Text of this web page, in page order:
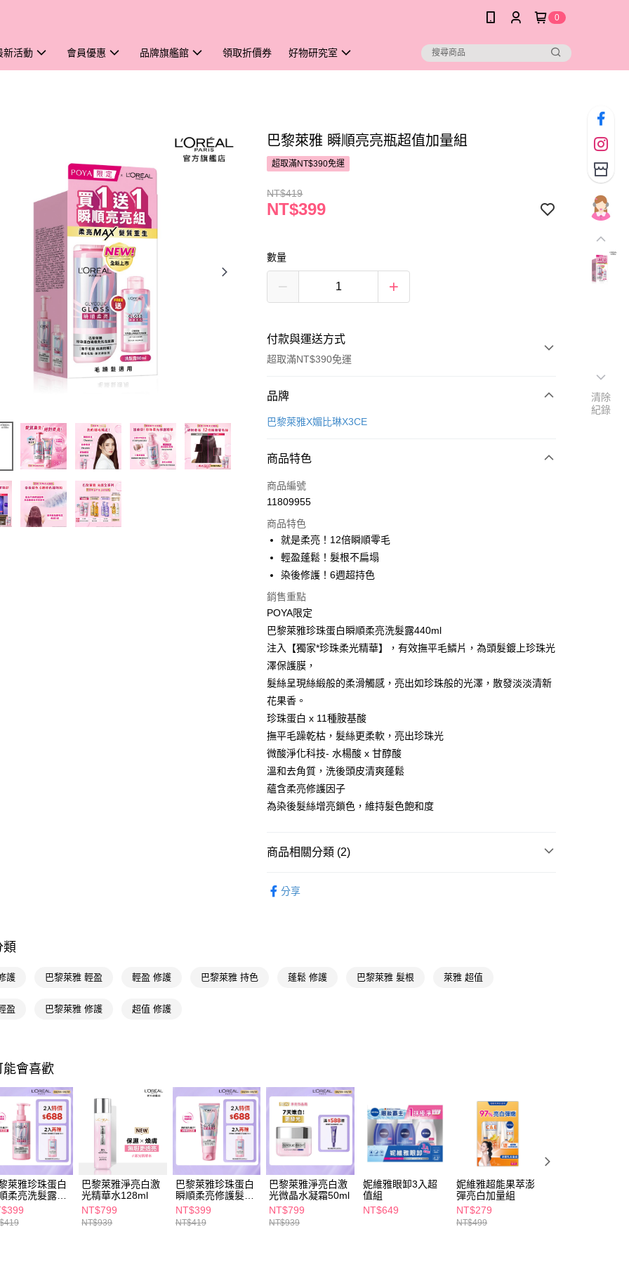
0
新活動 會員優惠 品牌旗艦館 領取折價券 好物研究室
巴黎萊雅 瞬順亮亮瓶超值加量組
超取滿NT$390免運
NT$419
NT$399
數量
付款與運送方式
超取滿NT$390免運
付款方式
POYA支付
LINE Pay
Apple Pay
街口支付
悠遊付
Google Pay
AFTEE先享後付
相關說明
【關於「AFTEE先享後付」】
AFTEE先享後付是「在收到商品之後才付款」的支付方式。 讓您購物簡單
便利好安心！
１．簡單：不需註冊會員、不需綁卡、不需儲值。
３．安心：先確認商品／服務後，再付款。
【「AFTEE先享後付」結帳流程】
１．於結帳方式選擇「AFTEE先享後付」後，將跳轉至「AFTEE先享後
付」結帳頁面，進行簡訊認證並確認金額後，即可完成結帳。
２．訂單成立數日內，您將收到繳費通知簡訊。
／ATM／網路銀行／等多元方式進行付款，方視為交易完成。
先享後付繳納相關費用。
付客戶支援中心」
https://aftee.tw/terms/#terms3
動。
即享券
運送方式
全家取貨付款
每筆NT$65，滿NT$390(含以上)免運費
付款後全家取貨
每筆NT$65，滿NT$390(含以上)免運費
每筆NT$65，滿NT$490(含以上)免運費
每筆NT$65，滿NT$490(含以上)免運費
每筆NT$65，滿NT$490(含以上)免運費
品牌
巴黎萊雅X媚比琳X3CE
商品特色
商品編號
11809955
商品特色
就是柔亮！12倍瞬順零毛
輕盈蓬鬆！髮根不扁塌
染後修護！6週超持色
銷售重點
POYA限定
巴黎萊雅珍珠蛋白瞬順柔亮洗髮露440ml
注入【獨家*珍珠柔光精華】，有效撫平毛鱗片，為頭髮鍍上珍珠光
澤保護膜，
髮絲呈現絲緞般的柔滑觸感，亮出如珍珠般的光澤，散發淡淡清新
花果香。
珍珠蛋白 x 11種胺基酸
撫平毛躁乾枯，髮絲更柔軟，亮出珍珠光
微酸淨化科技- 水楊酸 x 甘醇酸
溫和去角質，洗後頭皮清爽蓬鬆
蘊含柔亮修護因子
為染後髮絲增亮鎖色，維持髮色飽和度
商品相關分類 (2)
分享
類
護 巴黎萊雅 輕盈 輕盈 修護 巴黎萊雅 持色 蓬鬆 修護 巴黎萊雅 髮根 萊雅 超值
盈 巴黎萊雅 修護 超值 修護
能會喜歡
萊雅珍珠蛋白
柔亮洗髮露
巴黎萊雅淨亮白激
光精華水128ml
NT$799
NT$939
巴黎萊雅珍珠蛋白
瞬順柔亮修護髮膜
200ml
NT$399
NT$419
巴黎萊雅淨亮白激
光微晶水凝霜50ml
NT$799
NT$939
妮維雅眼卸3入超
值組
NT$649
妮維雅超能果萃澎
彈亮白加量組
NT$279
NT$499
清除
紀錄